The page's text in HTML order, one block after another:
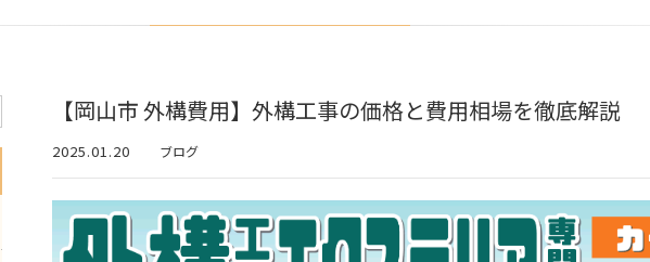
【岡山市 外構費用】外構工事の価格と費用相場を徹底解説
2025.01.20 ブログ